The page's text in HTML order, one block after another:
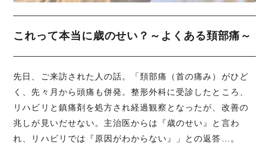
これって本当に歳のせい？～よくある頚部痛～
先日、ご来訪された人の話。「頚部痛（首の痛み）がひど
く、先々月から頭痛も併発。整形外科に受診したところ、
リハビリと鎮痛剤を処方され経過観察となったが、改善の
兆しが見いだせない。主治医からは『歳のせい』と言わ
れ、リハビリでは『原因がわからない』」との返答…。